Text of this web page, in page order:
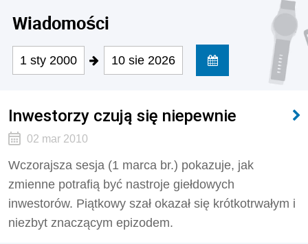
Wiadomości
1 sty 2000 10 sie 2026
Inwestorzy czują się niepewnie
02 mar 2010
Wczorajsza sesja (1 marca br.) pokazuje, jak
zmienne potrafią być nastroje giełdowych
inwestorów. Piątkowy szał okazał się krótkotrwałym i
niezbyt znaczącym epizodem.